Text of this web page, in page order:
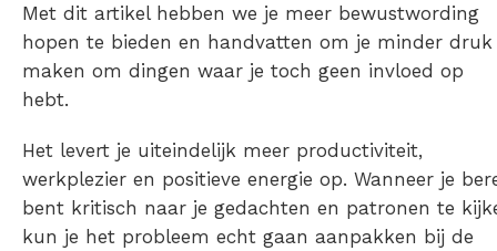
Met dit artikel hebben we je meer bewustwording
hopen te bieden en handvatten om je minder
maken om dingen waar je toch geen invloed op
hebt.
Het levert je uiteindelijk meer productiviteit,
werkplezier en positieve energie op. Wanneer je
bent kritisch naar je gedachten en patronen te
kun je het probleem echt gaan aanpakken bij de